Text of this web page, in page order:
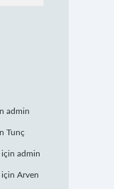
admin
Tunç
admin
Arven